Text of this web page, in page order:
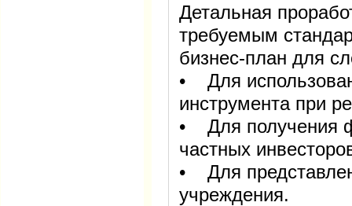
Детальная
требуемым
бизнес-план для
• Для
инструмента при
• Для получения
частных
• Для
учреждения.